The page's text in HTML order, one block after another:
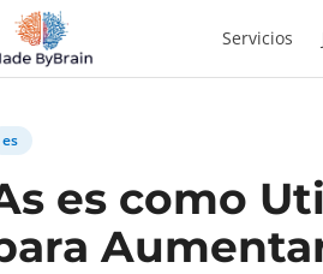
Servicios
es
es como